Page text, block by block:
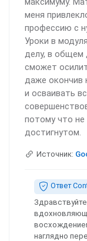
меня
профессию с
Уроки в
делу, в общем
сможет
даже окончив
и осваивать
потому что не
достигнутом.
Источник:
Ответ
наглядно